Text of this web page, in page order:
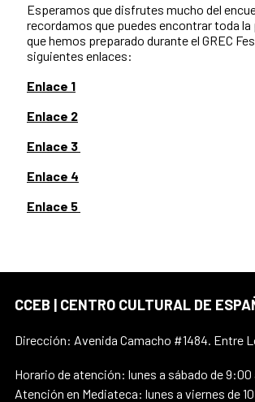
Esperamos que disfrutes mucho del
recordamos que puedes encontrar toda
que hemos preparado durante el GREC
siguientes enlaces:
Enlace 1
Enlace 2
Enlace 3
Enlace 4
Enlace 5
CCEB | CENTRO CULTURAL DE
Dirección: Avenida Camacho #1484. Entre
Horario de atención: lunes a sábado de 9:00
Atención en Mediateca: lunes a viernes de